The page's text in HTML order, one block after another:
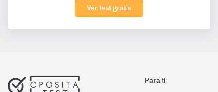
Ver test gratis
Para ti